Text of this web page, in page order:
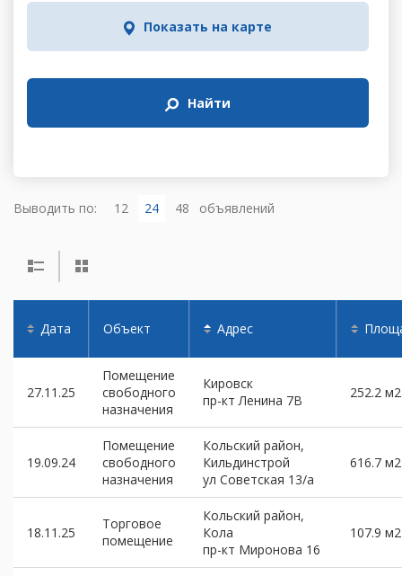
Показать на карте
Найти
Выводить по: 12 24 48 объявлений
Дата Объект Адрес
27.11.25
Помещение
свободного
назначения
Кировск
пр-кт Ленина 7В
252.2 м2
19.09.24
Помещение
свободного
назначения
Кольский район,
Кильдинстрой
ул Советская 13/а
616.7 м2
18.11.25
Торговое
помещение
Кольский район,
Кола
пр-кт Миронова 16
107.9 м2